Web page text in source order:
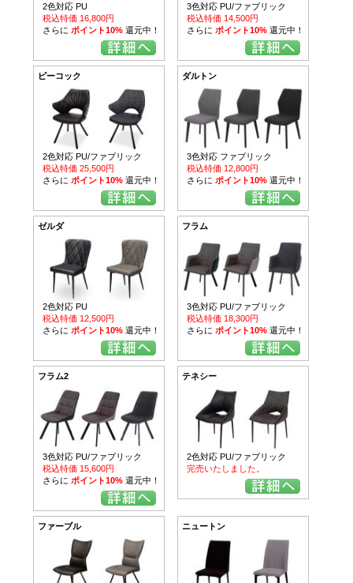
2色対応 PU
税込特価 16,800円
さらに ポイント10% 還元中！
3色対応 PU/ファブリック
税込特価 14,500円
さらに ポイント10% 還元中！
ピーコック
2色対応 PU/ファブリック
税込特価 25,500円
さらに ポイント10% 還元中！
ダルトン
3色対応 ファブリック
税込特価 12,800円
さらに ポイント10% 還元中！
ゼルダ
2色対応 PU
税込特価 12,500円
さらに ポイント10% 還元中！
フラム
3色対応 PU/ファブリック
税込特価 18,300円
さらに ポイント10% 還元中！
フラム2
3色対応 PU/ファブリック
税込特価 15,600円
さらに ポイント10% 還元中！
テネシー
2色対応 PU/ファブリック
完売いたしました。
ファーブル ニュートン